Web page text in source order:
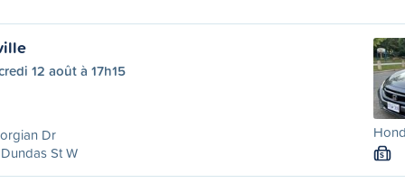
12 août à 17h15
Dr
St W
S